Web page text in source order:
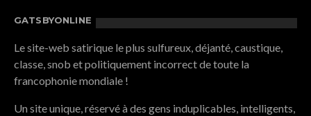
GATSBYONLINE
Le site-web satirique le plus sulfureux, déjanté, caustique,
classe, snob et politiquement incorrect de toute la
francophonie mondiale !
Un site unique, réservé à des gens induplicables, intelligents,